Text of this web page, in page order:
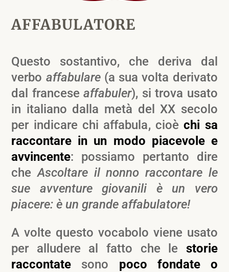
AFFABULATORE
Questo sostantivo, che deriva dal
verbo affabulare(a sua volta derivato
dal franceseaffabuler), si trova usato
in italiano dalla metà del XX secolo
per indicare chi affabula, cioèchi sa
raccontare in un modo piacevole e
avvincente: possiamo pertanto dire
cheAscoltare il nonno raccontare le
sue avventure giovanili è un vero
piacere: è un grande affabulatore!
A volte questo vocabolo viene usato
per alludere al fatto che le storie
raccontate sono poco fondate o